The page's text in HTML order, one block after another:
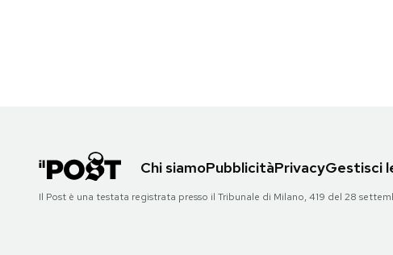
Chi siamoPubblicitàPrivacyGestisci
Il Post è una testata registrata presso il Tribunale di Milano, 419 del 28